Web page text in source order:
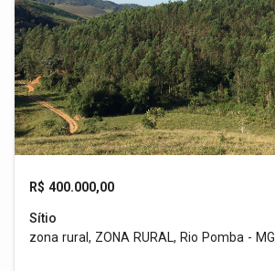
R$ 400.000,00
Sítio
zona rural, ZONA RURAL, Rio Pomba - MG